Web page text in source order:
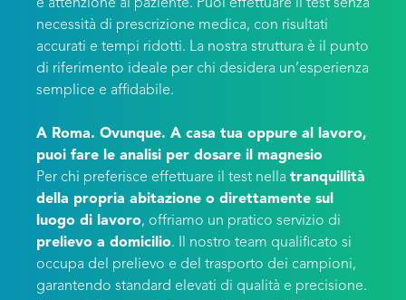
e attenzione al paziente. Puoi effettuare il test senza
necessità di prescrizione medica, con risultati
accurati e tempi ridotti. La nostra struttura è il punto
di riferimento ideale per chi desidera un’esperienza
semplice e affidabile.
A Roma. Ovunque. A casa tua oppure al lavoro,
puoi fare le analisi per dosare il magnesio
Per chi preferisce effettuare il test nella tranquillità
della propria abitazione o direttamente sul
luogo di lavoro, offriamo un pratico servizio di
prelievo a domicilio. Il nostro team qualificato si
occupa del prelievo e del trasporto dei campioni,
garantendo standard elevati di qualità e precisione.